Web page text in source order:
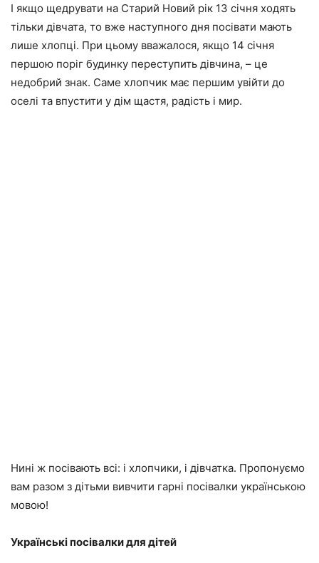
І якщо щедрувати на Старий Новий рік 13 січня ходять
тільки дівчата, то вже наступного дня посівати мають
лише хлопці. При цьому вважалося, якщо 14 січня
першою поріг будинку переступить дівчина, – це
недобрий знак. Саме хлопчик має першим увійти до
оселі та впустити у дім щастя, радість і мир.
Нині ж посівають всі: і хлопчики, і дівчатка. Пропонуємо
вам разом з дітьми вивчити гарні посівалки українською
мовою!
Українські посівалки для дітей